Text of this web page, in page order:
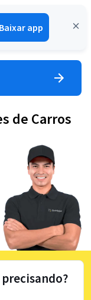
Baixar app
Entrar
de Carros